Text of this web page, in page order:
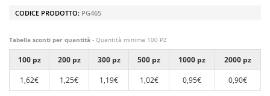
CODICE PRODOTTO: PG465
Tabella sconti per quantità - Quantità minima 100 PZ
100 pz 200 pz 300 pz 500 pz 1000 pz
2000 pz
1,62€
1,25€ 1,19€ 1,02€ 0,95€ 0,90€